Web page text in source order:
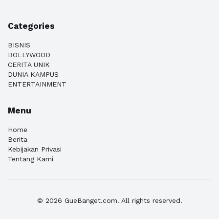
Categories
BISNIS
BOLLYWOOD
CERITA UNIK
DUNIA KAMPUS
ENTERTAINMENT
Menu
Home
Berita
Kebijakan Privasi
Tentang Kami
© 2026 GueBanget.com. All rights reserved.